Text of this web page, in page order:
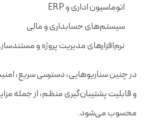
اتوماسیون اداری و ERP
سیستم‌های حسابداری و مالی
نرم‌افزارهای مدیریت پروژه و
در چنین سناریوهایی، دسترسی سریع،
و قابلیت پشتیبان‌گیری منظم، از جمله
محسوب می‌شود.